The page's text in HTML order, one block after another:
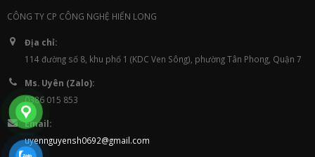
CÔNG TY CP CÔNG NGHỆ HIỂN LONG
Địa chỉ:
114 đường số 8, khu phố 1 (KDC Ven Sông), phường Tân Phong, Quận 7
Ms. Uyên (Zalo):
0386 015 853
Email:
uyennguyensh0692@gmail.com